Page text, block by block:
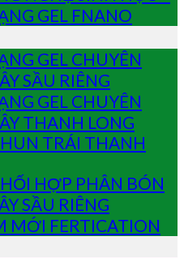
GEL FNANO
GEL CHUYÊN
SẦU RIÊNG
GEL CHUYÊN
THANH LONG
TRÁI THANH
HỢP PHÂN BÓN
SẦU RIÊNG
MỚI FERTICATION